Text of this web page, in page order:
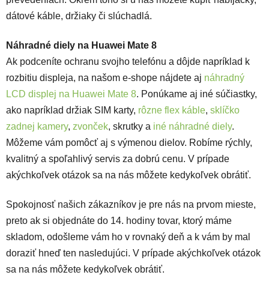
dátové káble, držiaky či slúchadlá.
Náhradné diely na Huawei Mate 8
Ak podceníte ochranu svojho telefónu a dôjde napríklad k
rozbitiu displeja, na našom e-shope nájdete aj náhradný
LCD displej na Huawei Mate 8. Ponúkame aj iné súčiastky,
ako napríklad držiak SIM karty, rôzne flex káble, sklíčko
zadnej kamery, zvonček, skrutky a iné náhradné diely.
Môžeme vám pomôcť aj s výmenou dielov. Robíme rýchly,
kvalitný a spoľahlivý servis za dobrú cenu. V prípade
akýchkoľvek otázok sa na nás môžete kedykoľvek obrátiť.
Spokojnosť našich zákazníkov je pre nás na prvom mieste,
preto ak si objednáte do 14. hodiny tovar, ktorý máme
skladom, odošleme vám ho v rovnaký deň a k vám by mal
doraziť hneď ten nasledujúci. V prípade akýchkoľvek otázok
sa na nás môžete kedykoľvek obrátiť.